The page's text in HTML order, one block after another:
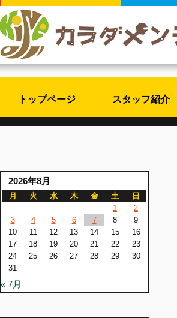
トップページ スタッフ紹介
2026年8月
月 火 水 木 金 土
日
1
2
3
4 5 6 7 8
9
10
11 12 13 14 15
16
17
18 19 20 21 22
23
24
25 26 27 28 29
30
31
« 7月